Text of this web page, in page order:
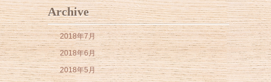
Archive
2018年7月
2018年6月
2018年5月